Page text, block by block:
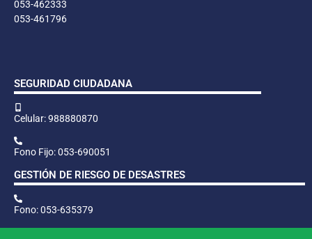
053-462333
053-461796
SEGURIDAD CIUDADANA
Celular: 988880870
Fono Fijo: 053-690051
GESTIÓN DE RIESGO DE DESASTRES
Fono: 053-635379